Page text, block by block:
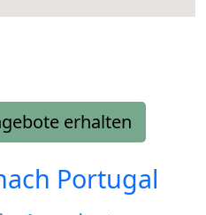
erhalten
Portugal